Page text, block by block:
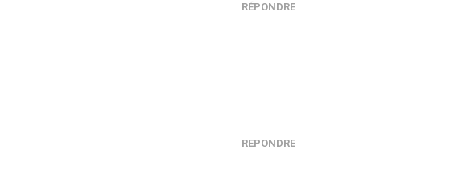
RÉPONDRE
RÉPONDRE